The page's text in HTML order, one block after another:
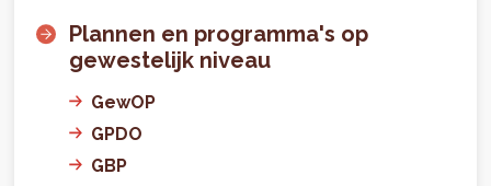
Plannen en programma's op
gewestelijk niveau
GewOP
GPDO
GBP